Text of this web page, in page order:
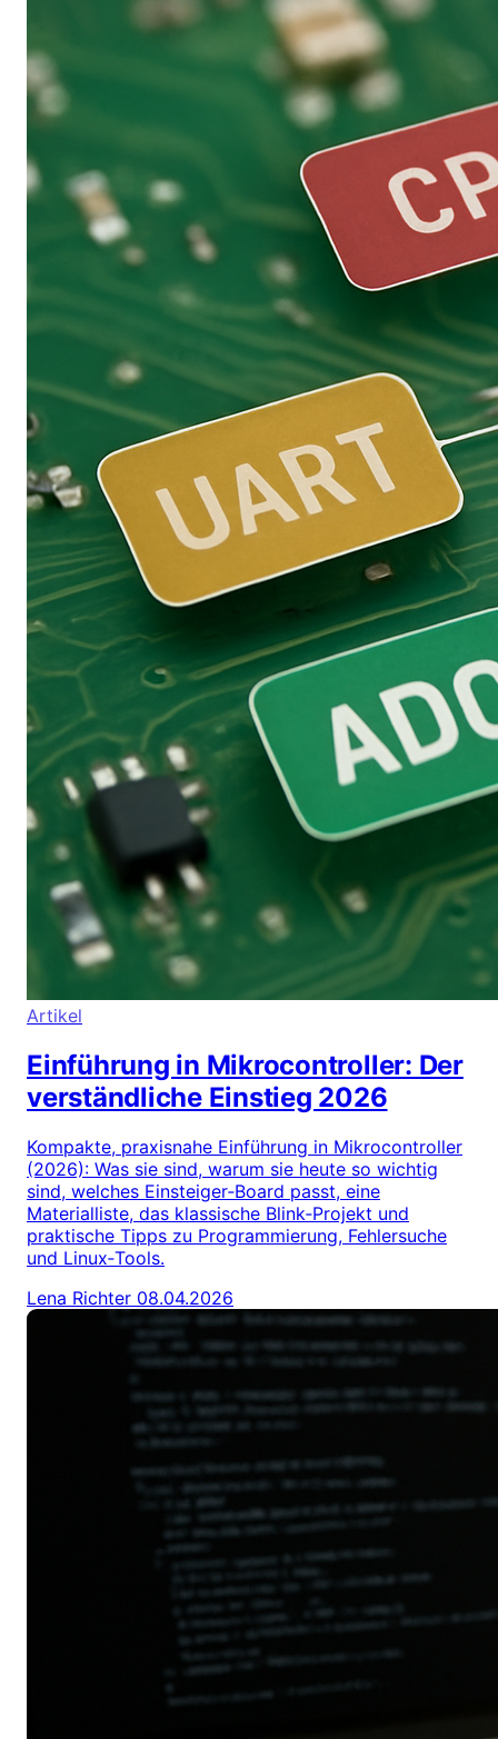
Artikel
Einführung in Mikrocontroller: Der
verständliche Einstieg 2026
Kompakte, praxisnahe Einführung in Mikrocontroller
(2026): Was sie sind, warum sie heute so wichtig
sind, welches Einsteiger‑Board passt, eine
Materialliste, das klassische Blink‑Projekt und
praktische Tipps zu Programmierung, Fehlersuche
und Linux‑Tools.
Lena Richter 08.04.2026